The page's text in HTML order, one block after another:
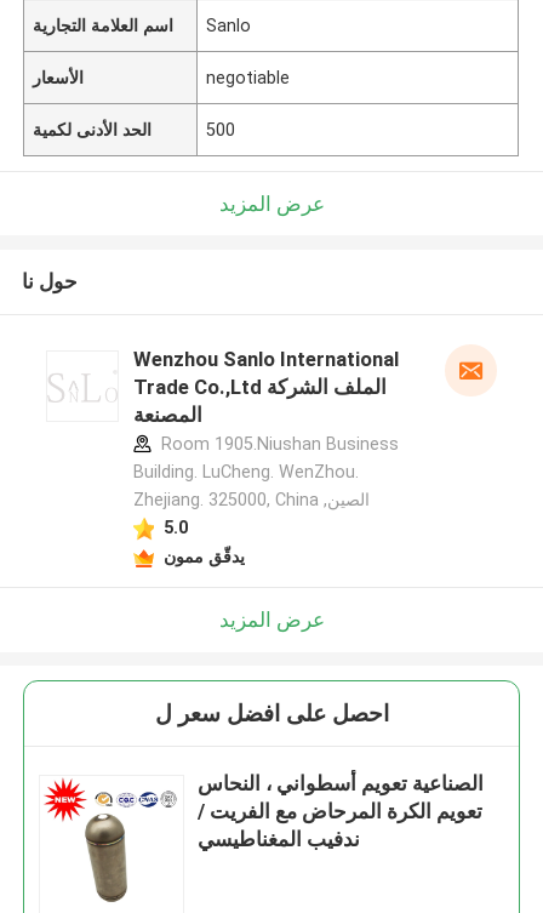
اسم العلامة التجارية Sanlo
الأسعار negotiable
الحد الأدنى لكمية 500
عرض المزيد
حول نا
Wenzhou Sanlo International
Trade Co.,Ltd الملف الشركة
المصنعة
Room 1905.Niushan Business
Building. LuCheng. WenZhou.
Zhejiang. 325000, China ,الصين
5.0
يدقّق ممون
عرض المزيد
احصل على افضل سعر ل
الصناعية تعويم أسطواني ، النحاس
تعويم الكرة المرحاض مع الفريت /
ندفيب المغناطيسي